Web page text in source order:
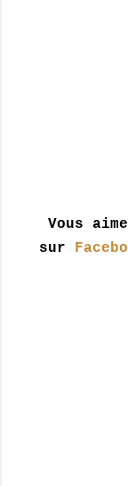
Vous
sur